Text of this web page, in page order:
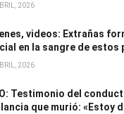
2026
videos: Extrañas
en la sangre de estos
2026
Testimonio del
que murió: «Estoy